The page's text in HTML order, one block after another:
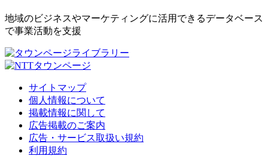
地域のビジネスやマーケティングに活用できるデータベース
で事業活動を支援
サイトマップ
個人情報について
掲載情報に関して
広告掲載のご案内
広告・サービス取扱い規約
利用規約